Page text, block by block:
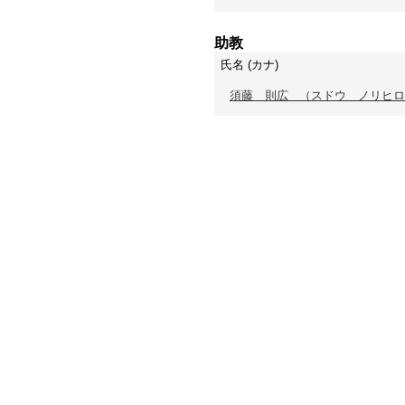
助教
氏名 (カナ)
須藤 則広 （スドウ ノリヒロ